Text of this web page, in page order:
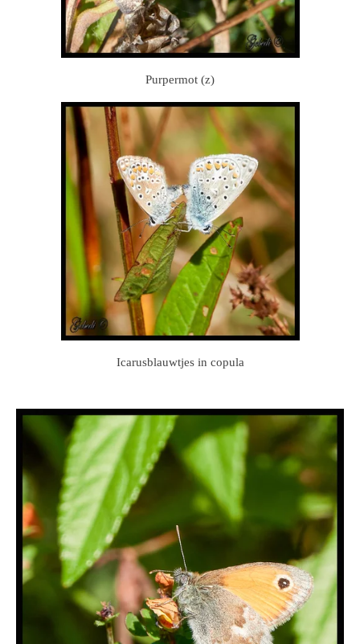
Purpermot (z)
Icarusblauwtjes in copula